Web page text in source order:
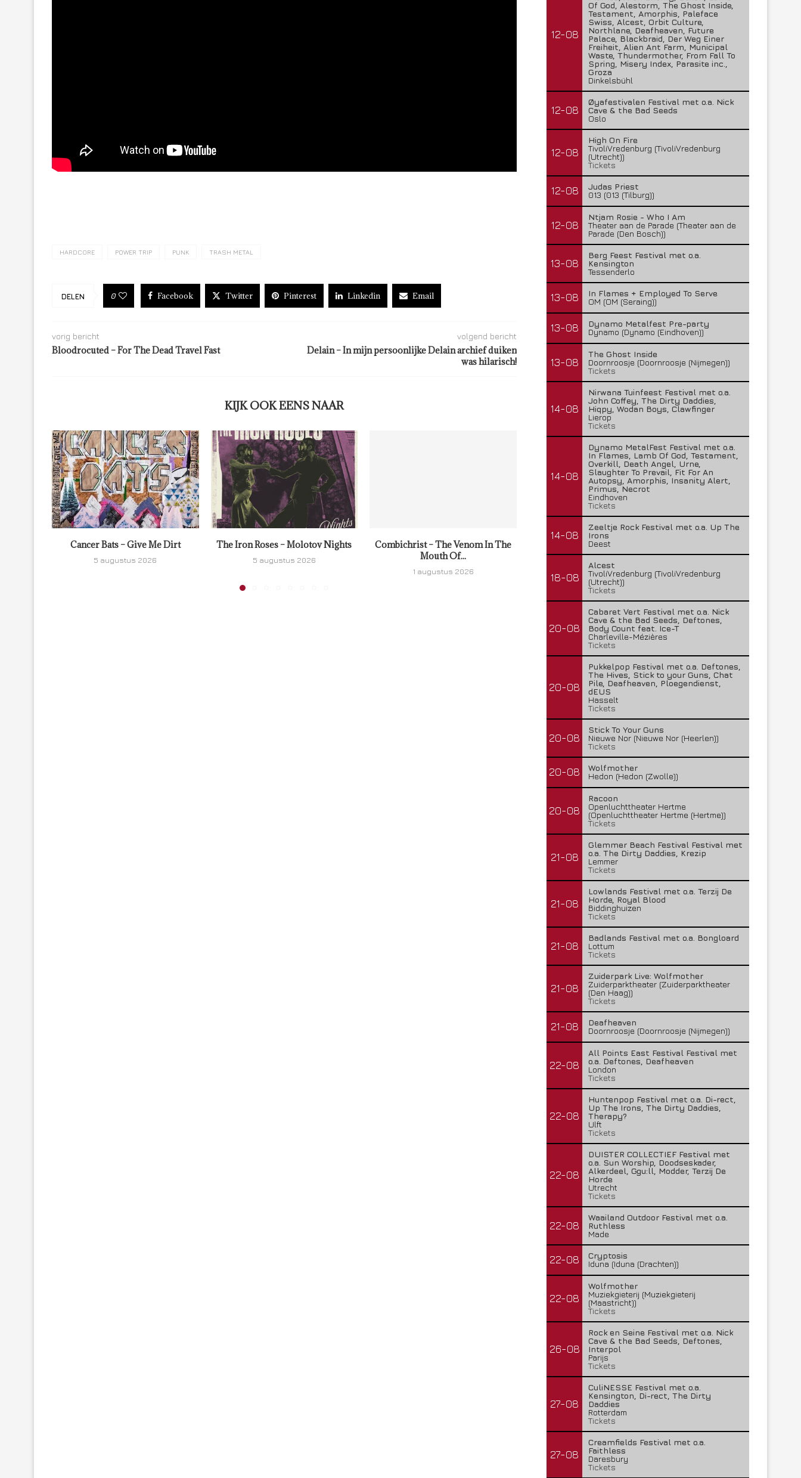
HARDCORE POWER TRIP PUNK TRASH METAL
DELEN 0 Facebook Twitter Pinterest Linkedin Email
vorig bericht
Bloodrocuted – For The Dead Travel Fast
volgend bericht
Delain – In mijn persoonlijke Delain archief duiken
was hilarisch!
KIJK OOK EENS NAAR
Cancer Bats – Give Me Dirt
5 augustus 2026
The Iron Roses – Molotov Nights
5 augustus 2026
Combichrist – The Venom In The
Mouth Of...
1 augustus 2026
Lunatic Soul – Transition II
12-08
Of God, Alestorm, The Ghost Inside,
Testament, Amorphis, Paleface
Swiss, Alcest, Orbit Culture,
Northlane, Deafheaven, Future
Palace, Blackbraid, Der Weg Einer
Freiheit, Alien Ant Farm, Municipal
Waste, Thundermother, From Fall To
Spring, Misery Index, Parasite inc.,
Groza
Dinkelsbühl
12-08
Øyafestivalen Festival met o.a. Nick
Cave & the Bad Seeds
Oslo
12-08
High On Fire
TivoliVredenburg (TivoliVredenburg
(Utrecht))
Tickets
12-08
Judas Priest
013 (013 (Tilburg))
12-08
Ntjam Rosie - Who I Am
Theater aan de Parade (Theater aan de
Parade (Den Bosch))
13-08
Berg Feest Festival met o.a.
Kensington
Tessenderlo
13-08
In Flames + Employed To Serve
OM (OM (Seraing))
13-08
Dynamo Metalfest Pre-party
Dynamo (Dynamo (Eindhoven))
13-08
The Ghost Inside
Doornroosje (Doornroosje (Nijmegen))
Tickets
14-08
Nirwana Tuinfeest Festival met o.a.
John Coffey, The Dirty Daddies,
Hiqpy, Wodan Boys, Clawfinger
Lierop
Tickets
14-08
Dynamo MetalFest Festival met o.a.
In Flames, Lamb Of God, Testament,
Overkill, Death Angel, Urne,
Slaughter To Prevail, Fit For An
Autopsy, Amorphis, Insanity Alert,
Primus, Necrot
Eindhoven
Tickets
14-08
Zeeltje Rock Festival met o.a. Up The
Irons
Deest
18-08
Alcest
TivoliVredenburg (TivoliVredenburg
(Utrecht))
Tickets
20-08
Cabaret Vert Festival met o.a. Nick
Cave & the Bad Seeds, Deftones,
Body Count feat. Ice-T
Charleville-Mézières
Tickets
20-08
Pukkelpop Festival met o.a. Deftones,
The Hives, Stick to your Guns, Chat
Pile, Deafheaven, Ploegendienst,
dEUS
Hasselt
Tickets
20-08
Stick To Your Guns
Nieuwe Nor (Nieuwe Nor (Heerlen))
Tickets
20-08
Wolfmother
Hedon (Hedon (Zwolle))
20-08
Racoon
Openluchttheater Hertme
(Openluchttheater Hertme (Hertme))
Tickets
21-08
Glemmer Beach Festival Festival met
o.a. The Dirty Daddies, Krezip
Lemmer
Tickets
21-08
Lowlands Festival met o.a. Terzij De
Horde, Royal Blood
Biddinghuizen
Tickets
21-08
Badlands Festival met o.a. Bongloard
Lottum
Tickets
21-08
Zuiderpark Live: Wolfmother
Zuiderparktheater (Zuiderparktheater
(Den Haag))
Tickets
21-08
Deafheaven
Doornroosje (Doornroosje (Nijmegen))
22-08
All Points East Festival Festival met
o.a. Deftones, Deafheaven
London
Tickets
22-08
Huntenpop Festival met o.a. Di-rect,
Up The Irons, The Dirty Daddies,
Therapy?
Ulft
Tickets
22-08
DUISTER COLLECTIEF Festival met
o.a. Sun Worship, Doodseskader,
Alkerdeel, Ggu:ll, Modder, Terzij De
Horde
Utrecht
Tickets
22-08
Waailand Outdoor Festival met o.a.
Ruthless
Made
22-08
Cryptosis
Iduna (Iduna (Drachten))
22-08
Wolfmother
Muziekgieterij (Muziekgieterij
(Maastricht))
Tickets
26-08
Rock en Seine Festival met o.a. Nick
Cave & the Bad Seeds, Deftones,
Interpol
Parijs
Tickets
27-08
CuliNESSE Festival met o.a.
Kensington, Di-rect, The Dirty
Daddies
Rotterdam
Tickets
27-08
Creamfields Festival met o.a.
Faithless
Daresbury
Tickets